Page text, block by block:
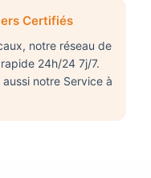
Certifiés
notre réseau de
24h/24 7j/7.
notre Service à